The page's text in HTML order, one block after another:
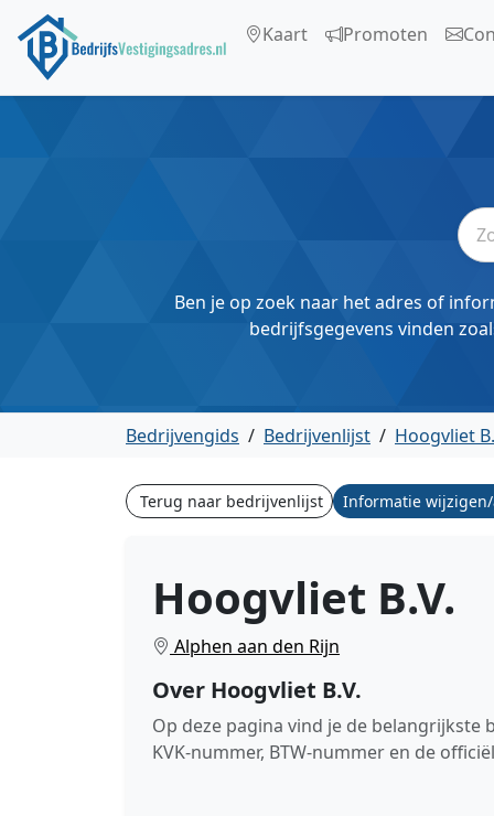
Kaart Promoten
Ben je op zoek naar het adres of
bedrijfsgegevens vinden
Bedrijvengids / Bedrijvenlijst / Hoogvliet
Terug naar bedrijvenlijst Informatie
Hoogvliet B.V.
Alphen aan den Rijn
Over Hoogvliet B.V.
Op deze pagina vind je de belangrijkste
KVK-nummer, BTW-nummer en de